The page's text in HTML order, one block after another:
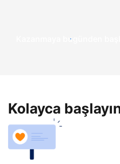
Kazanmaya bugünden başla
Kolayca